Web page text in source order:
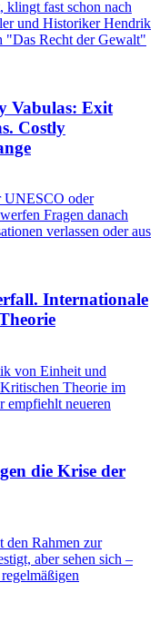
klingt fast schon nach
und Historiker Hendrik
"Das Recht der Gewalt"
Vabulas: Exit
Costly
UNESCO oder
Fragen danach
verlassen oder aus
Internationale
von Einheit und
Theorie im
empfiehlt neueren
die Krise der
den Rahmen zur
aber sehen sich –